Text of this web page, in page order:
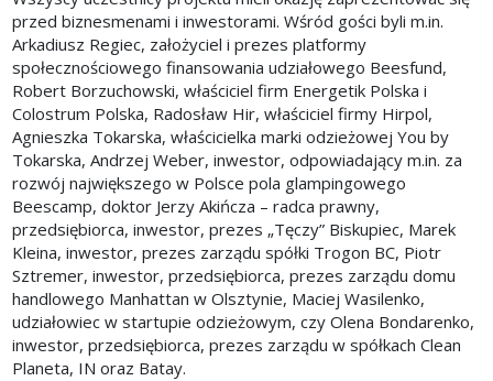
przed biznesmenami i inwestorami. Wśród gości byli m.in.
Arkadiusz Regiec, założyciel i prezes platformy
społecznościowego finansowania udziałowego Beesfund,
Robert Borzuchowski, właściciel firm Energetik Polska i
Colostrum Polska, Radosław Hir, właściciel firmy Hirpol,
Agnieszka Tokarska, właścicielka marki odzieżowej You by
Tokarska, Andrzej Weber, inwestor, odpowiadający m.in. za
rozwój największego w Polsce pola glampingowego
Beescamp, doktor Jerzy Akińcza – radca prawny,
przedsiębiorca, inwestor, prezes „Tęczy” Biskupiec, Marek
Kleina, inwestor, prezes zarządu spółki Trogon BC, Piotr
Sztremer, inwestor, przedsiębiorca, prezes zarządu domu
handlowego Manhattan w Olsztynie, Maciej Wasilenko,
udziałowiec w startupie odzieżowym, czy Olena Bondarenko,
inwestor, przedsiębiorca, prezes zarządu w spółkach Clean
Planeta, IN oraz Batay.